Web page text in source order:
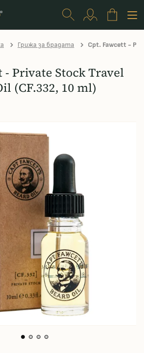
Грижа за брадата Cpt. Fawcett -
- Private Stock Travel
(CF.332, 10 ml)